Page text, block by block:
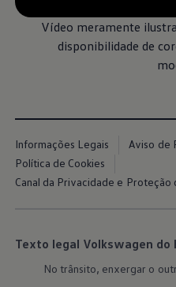
Marca e Experiência
Brasil
SUVs 5 Estrelas
Nossa marca, sua
Governança
Porto
Política de
Sistema de
VW Play
Padrão Volks
Carro
Vídeo meramente
disponibilidade de
Informações Legais
Aviso de
Política de Cookies
Canal da Privacidade e Proteção
Texto legal Volkswagen do
No trânsito, enxergar o